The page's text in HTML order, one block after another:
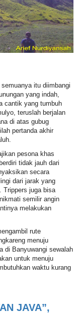
itu diimbangi
yang indah,
cantik yang tumbuh
teruslah berjalan
di atas gubug
pertanda akhir
pesona khas
tidak jauh dari
secara
dari jarak yang
Trippers juga bisa
semilir angin
melakukan
rute
menuju
di Banyuwangi sewalah
untuk menuju
waktu kurang
JAVA”,